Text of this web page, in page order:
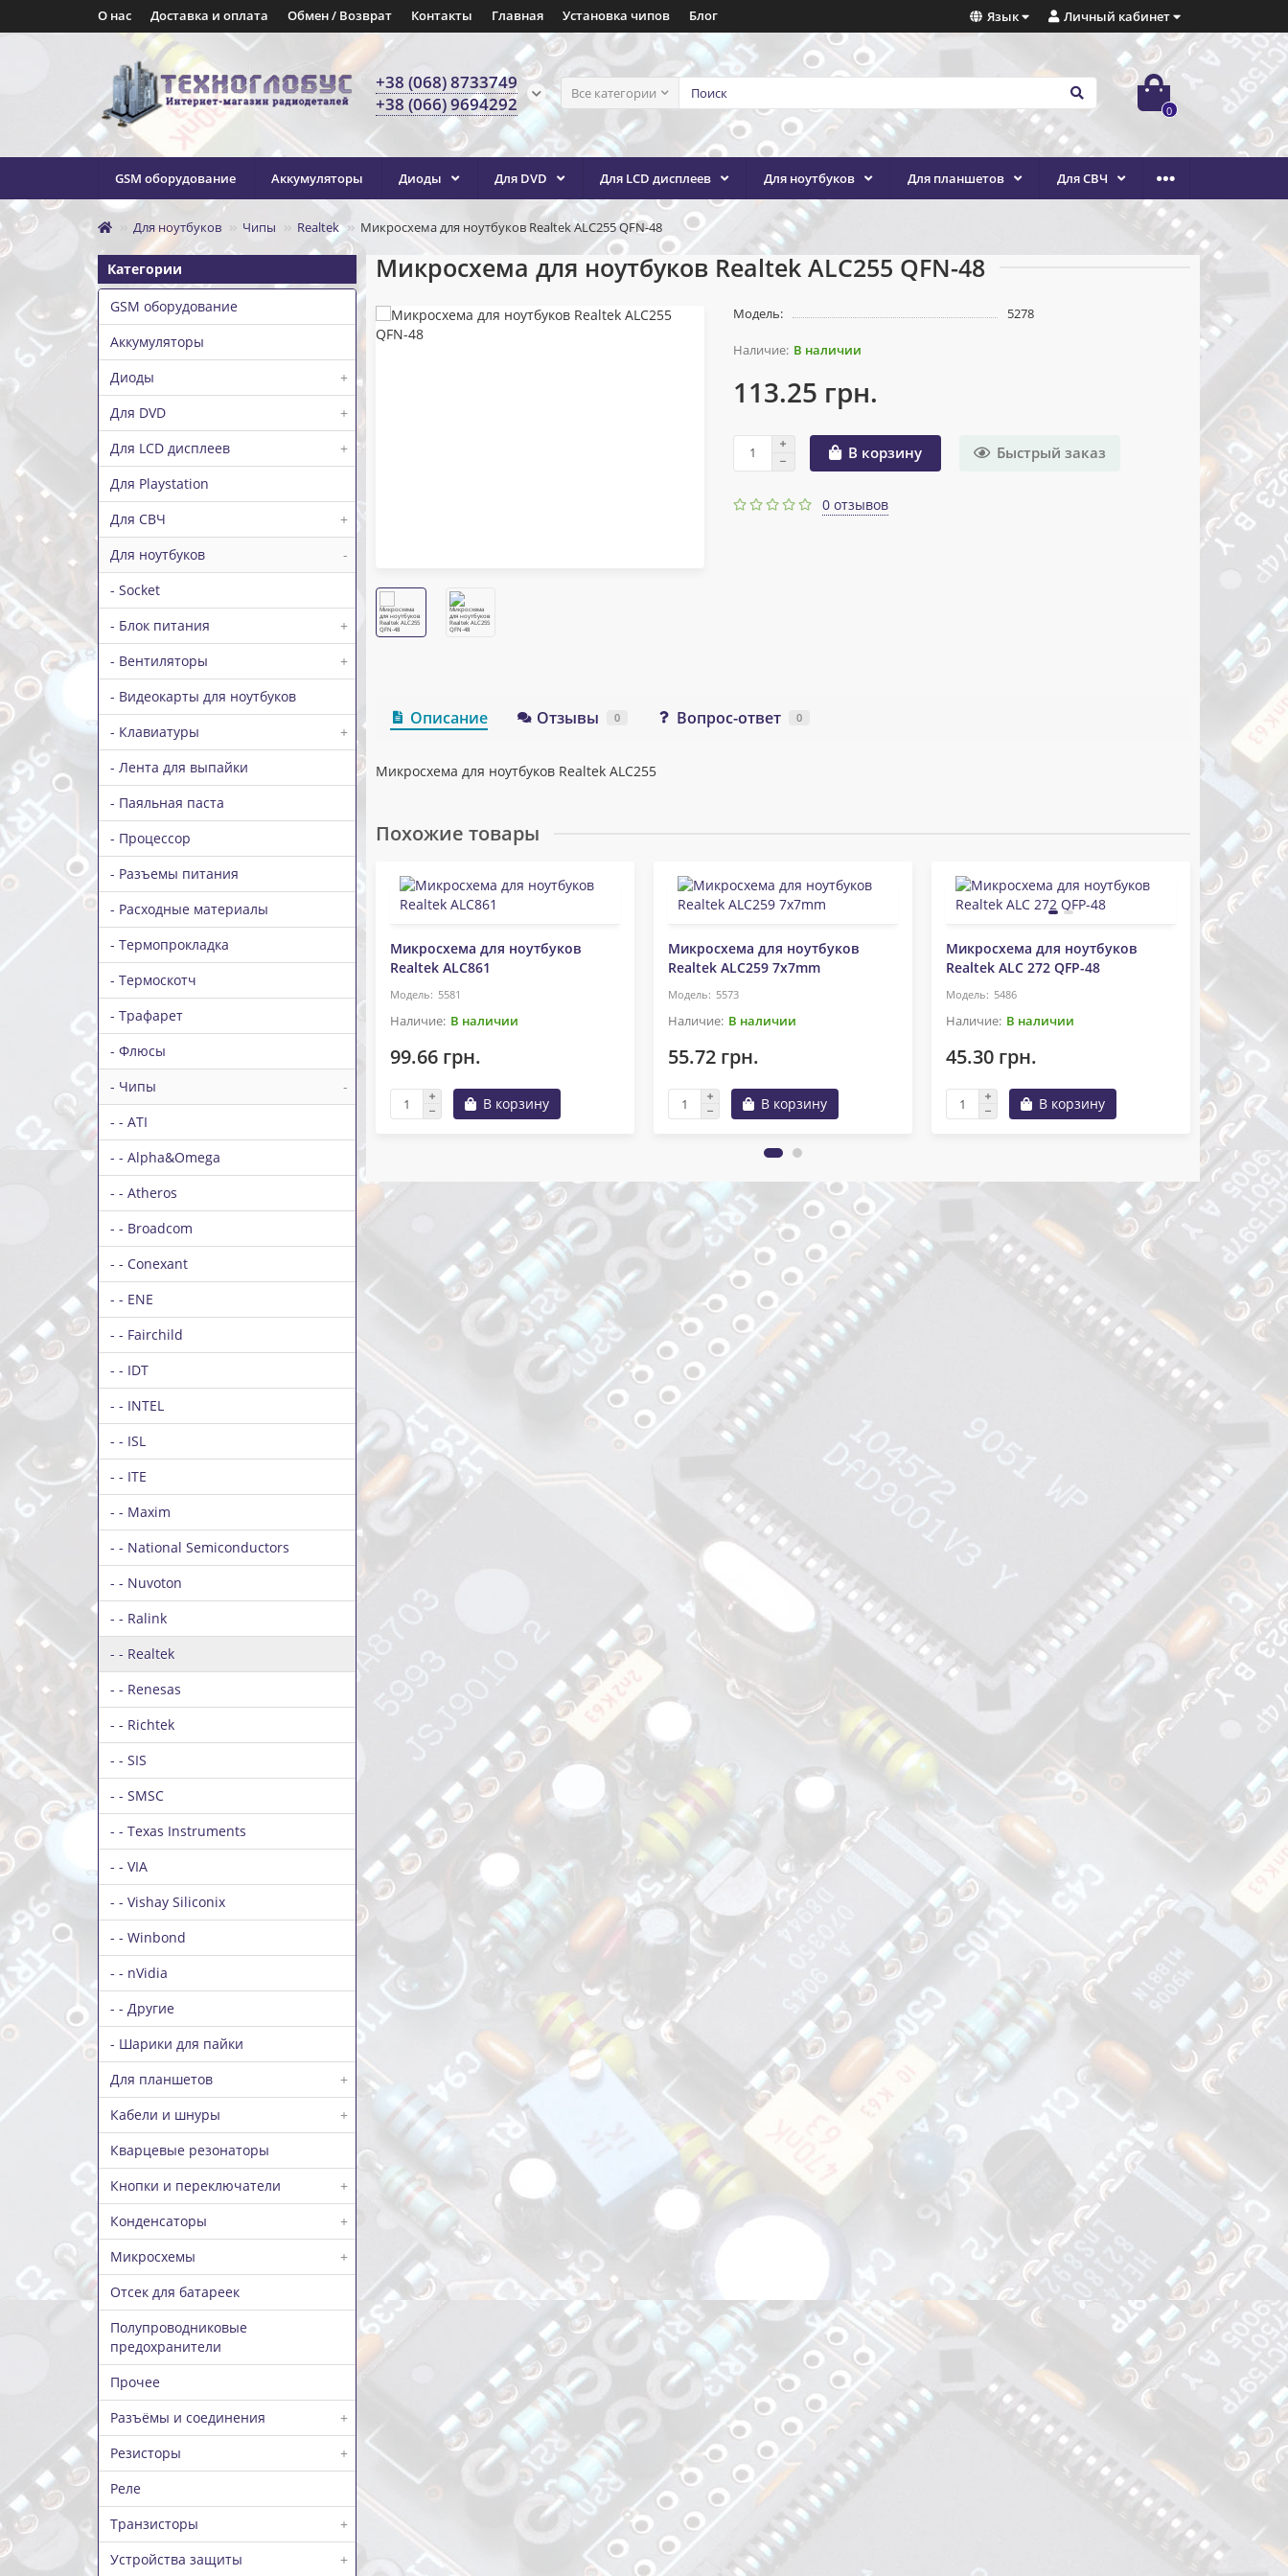
Личный кабинет
Язык
О нас Доставка и оплата Обмен / Возврат Контакты Главная Установка чипов Блог
Все категории
+38 (068) 8733749
+38 (066) 9694292
0
GSM оборудование Аккумуляторы Диоды Для DVD Для LCD дисплеев Для ноутбуков Для планшетов Для СВЧ
Для ноутбуков Чипы Realtek Микросхема для ноутбуков Realtek ALC255 QFN-48
Категории
GSM оборудование
Аккумуляторы
Диоды
+
Для DVD
+
Для LCD дисплеев
+
Для Playstation
Для СВЧ
+
Для ноутбуков
-
- Socket
- Блок питания
+
- Вентиляторы
+
- Видеокарты для ноутбуков
- Клавиатуры
+
- Лента для выпайки
- Паяльная паста
- Процессор
- Разъемы питания
- Расходные материалы
- Термопрокладка
- Термоскотч
- Трафарет
- Флюсы
- Чипы
-
- - ATI
- - Alpha&Omega
- - Atheros
- - Broadcom
- - Conexant
- - ENE
- - Fairchild
- - IDT
- - INTEL
- - ISL
- - ITE
- - Maxim
- - National Semiconductors
- - Nuvoton
- - Ralink
- - Realtek
- - Renesas
- - Richtek
- - SIS
- - SMSC
- - Texas Instruments
- - VIA
- - Vishay Siliconix
- - Winbond
- - nVidia
- - Другие
- Шарики для пайки
Для планшетов
+
Кабели и шнуры
+
Кварцевые резонаторы
Кнопки и переключатели
+
Конденсаторы
+
Микросхемы
+
Отсек для батареек
Полупроводниковые
предохранители
Прочее
Разъёмы и соединения
+
Резисторы
+
Реле
Транзисторы
+
Устройства защиты
+
Микросхема для ноутбуков Realtek ALC255 QFN-48
Модель: 5278
В наличии
113.25 грн.
В корзину Быстрый заказ
0 отзывов
Описание Отзывы 0 Вопрос-ответ 0
Микросхема для ноутбуков Realtek ALC255
Похожие товары
Микросхема для ноутбуков
Realtek ALC861
5581
В наличии
99.66 грн.
В корзину
Микросхема для ноутбуков
Realtek ALC259 7x7mm
5573
В наличии
55.72 грн.
В корзину
Микросхема для ноутбуков
Realtek ALC 272 QFP-48
5486
В наличии
45.30 грн.
В корзину
77.01